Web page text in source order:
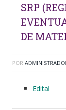
SRP
DE
POR
Edital